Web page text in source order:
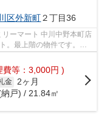
区外新町２丁目36
ーマート 中川中野本町店
。最上階の物件です。付
費等：3,000円 )
金 2ヶ月
戸) / 21.84㎡